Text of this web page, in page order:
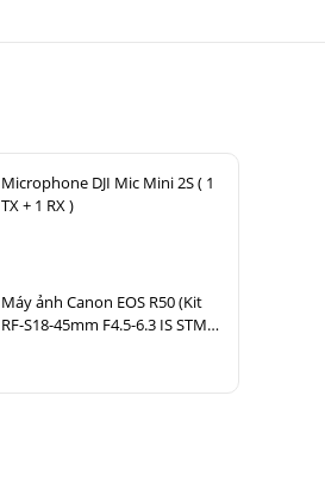
Microphone DJI Mic Mini 2S ( 1
TX + 1 RX )
Máy ảnh Canon EOS R50 (Kit
RF-S18-45mm F4.5-6.3 IS STM